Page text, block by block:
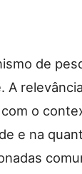
de
A
o
e na